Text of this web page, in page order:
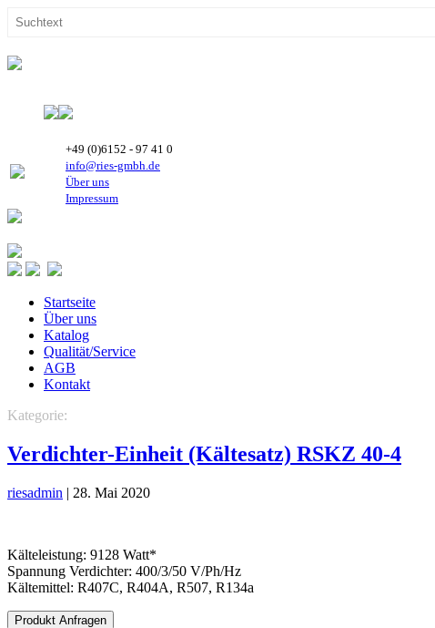
+49 (0)6152 - 97 41 0
info@ries-gmbh.de
Über uns
Impressum
Startseite
Über uns
Katalog
Qualität/Service
AGB
Kontakt
Kategorie:
Verdichter-Einheit (Kältesatz) RSKZ 40-4
riesadmin | 28. Mai 2020
Kälteleistung: 9128 Watt*
Spannung Verdichter: 400/3/50 V/Ph/Hz
Kältemittel: R407C, R404A, R507, R134a
Produkt Anfragen